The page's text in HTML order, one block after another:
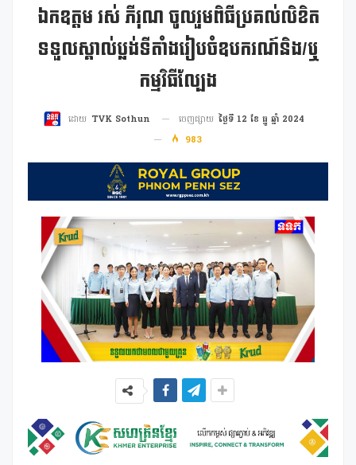
ឯកឧត្តម រស់ ភីរុណ ចូលរួមពិធីប្រគល់លិខិត
ទទួលស្គាល់ប្លង់ទីតាំងរៀបចំឧបករណ៍និង/ឬ
កម្មវិធីល្បែង
ដោយ TVK Sothun ចេញផ្សាយ ថ្ងៃទី 12 ខែ ធ្នូ ឆ្នាំ 2024
983